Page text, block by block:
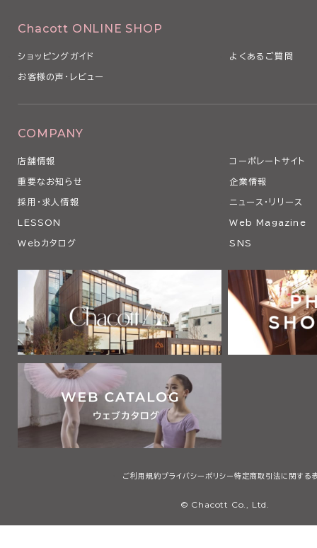
Chacott ONLINE SHOP
ショッピングガイド よくあるご質問
お客様の声・レビュー
COMPANY
店舗情報 コーポレートサイト
重要なお知らせ 企業情報
採用・求人情報 ニュース・リリース
LESSON Web Magazine
Webカタログ SNS
ご利用規約プライバシーポリシー 特定商取引法に関する
© Chacott Co., Ltd.